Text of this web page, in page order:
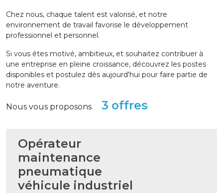
Chez nous, chaque talent est valorisé, et notre
environnement de travail favorise le développement
professionnel et personnel.
Si vous êtes motivé, ambitieux, et souhaitez contribuer à
une entreprise en pleine croissance, découvrez les postes
disponibles et postulez dès aujourd'hui pour faire partie de
notre aventure.
Nous vous proposons 3 offres
Opérateur
maintenance
pneumatique
véhicule industriel